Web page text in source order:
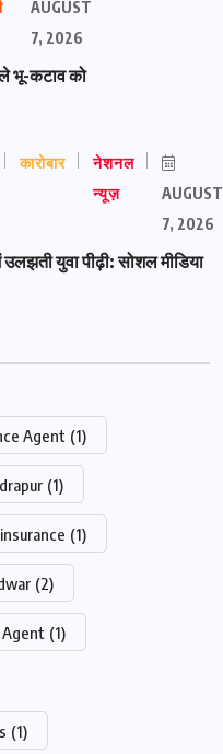
AUGUST
7, 2026
भू-कटाव को
कारोबार
नेशनल
न्यूज़
AUGUST
7, 2026
युवा पीढ़ी: सोशल मीडिया
Agent (1)
(1)
(1)
(2)
(1)
(1)